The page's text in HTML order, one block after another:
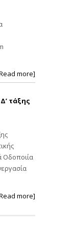
more]
τάξης
Οδοποιία
more]